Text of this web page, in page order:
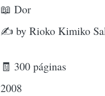
📖 Dor
✍ by Rioko Kimiko
🧾 300 páginas
2008